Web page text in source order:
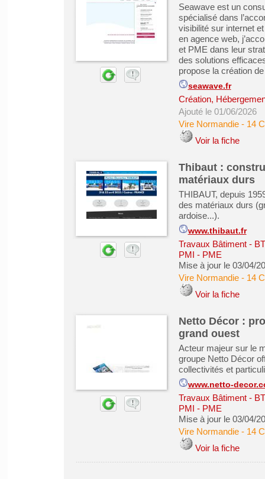
Seawave est un
spécialisé dans
visibilité sur internet
en agence web,
et PME dans leur
des solutions
propose la création
seawave.fr
Création,
Ajouté le 01/06/2026
Vire Normandie- 14
Voir la fiche
Thibaut :
matériaux durs
THIBAUT, depuis
des matériaux durs
ardoise...).
www.thibaut.fr
Travaux Bâtiment -
PMI - PME
Mise à jour le 03/04/
Vire Normandie- 14
Voir la fiche
Netto Décor :
grand ouest
Acteur majeur sur le
groupe Netto Décor
collectivités et
www.netto-
Travaux Bâtiment -
PMI - PME
Mise à jour le 03/04/
Vire Normandie- 14
Voir la fiche